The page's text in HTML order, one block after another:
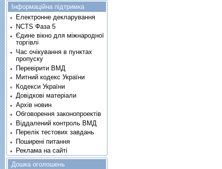
Інформаційна підтримка
Електронне декларування
NCTS Фаза 5
Єдине вікно для міжнародної
торгівлі
Час очікування в пунктах
пропуску
Перевірити ВМД
Митний кодекс України
Кодекси України
Довідкові матеріали
Архів новин
Обговорення законопроектів
Віддалений контроль ВМД
Перелік тестових завдань
Поширені питання
Реклама на сайті
Дошка оголошень